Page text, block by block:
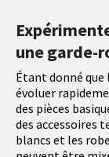
une garde-
Étant donné que
évoluer
des pièces
des accessoires
blancs et les